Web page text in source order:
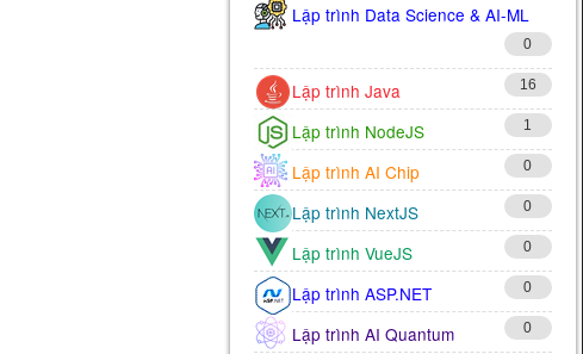
Lập trình Data Science & AI-ML
0
Lập trình Java 16
Lập trình NodeJS 1
Lập trình AI Chip 0
Lập trình NextJS 0
Lập trình VueJS 0
Lập trình ASP.NET 0
Lập trình AI Quantum 0